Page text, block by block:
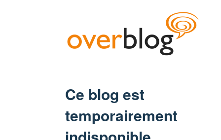
Ce blog est
temporairement